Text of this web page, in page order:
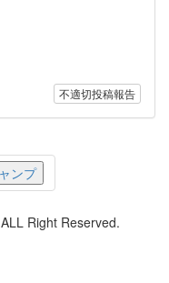
不適切投稿報告
ALL Right Reserved.